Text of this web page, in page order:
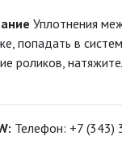
Уплотнения
попадать в
роликов,
Телефон: +7 (343)